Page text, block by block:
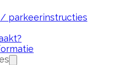
parkeerinstructies